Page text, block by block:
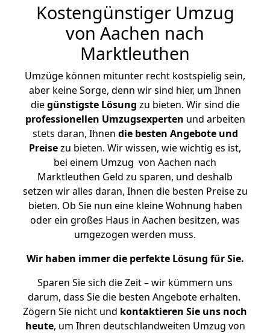
Kostengünstiger Umzug
von Aachen nach
Marktleuthen
Umzüge können mitunter recht kostspielig sein,
aber keine Sorge, denn wir sind hier, um Ihnen
diegünstigste Lösung zu bieten. Wir sind die
professionellen Umzugsexperten und arbeiten
stets daran, Ihnen die besten Angebote und
Preisezu bieten. Wir wissen, wie wichtig es ist,
bei einem Umzug von Aachen nach
Marktleuthen Geld zu sparen, und deshalb
setzen wir alles daran, Ihnen die besten Preise zu
bieten. Ob Sie nun eine kleine Wohnung haben
oder ein großes Haus in Aachen besitzen, was
umgezogen werden muss.
Wir haben immer die perfekte Lösung für Sie.
Sparen Sie sich die Zeit – wir kümmern uns
darum, dass Sie die besten Angebote erhalten.
Zögern Sie nicht und kontaktieren Sie uns noch
heute, um Ihren deutschlandweiten Umzug von